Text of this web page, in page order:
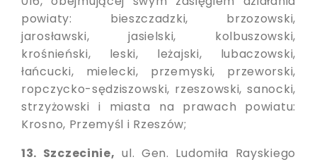
powiaty: bieszczadzki, brzozowski,
jarosławski, jasielski, kolbuszowski,
krośnieński, leski, leżajski, lubaczowski,
łańcucki, mielecki, przemyski, przeworski,
ropczycko-sędziszowski, rzeszowski, sanocki,
strzyżowski i miasta na prawach powiatu:
Krosno, Przemyśl i Rzeszów;
13. Szczecinie, ul. Gen. Ludomiła Rayskiego